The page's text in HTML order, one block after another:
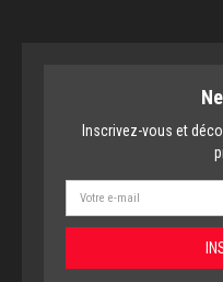
Inscrivez-vous et